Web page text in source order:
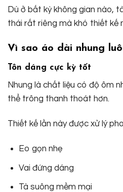
Dù ở bất kỳ không gian nào,
thái rất riêng mà khó thiết kế
Vì sao áo dài nhung
Tôn dáng cực kỳ tốt
Nhung là chất liệu có độ ôm
thể trông thanh thoát hơn.
Thiết kế lần này được xử lý
Eo gọn nhẹ
Vai đứng dáng
Tà suông mềm mại